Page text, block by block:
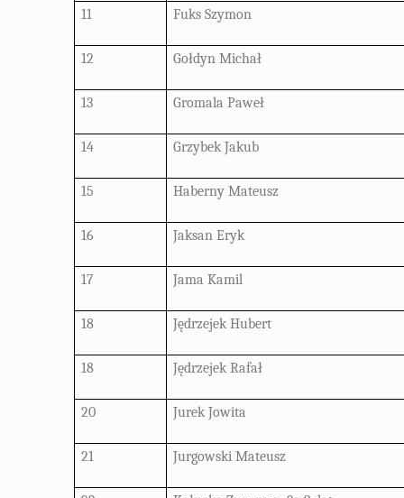
11 Fuks Szymon
12 Gołdyn Michał
13 Gromala Paweł
14 Grzybek Jakub
15 Haberny Mateusz
16 Jaksan Eryk
17 Jama Kamil
18 Jędrzejek Hubert
18 Jędrzejek Rafał
20 Jurek Jowita
21 Jurgowski Mateusz